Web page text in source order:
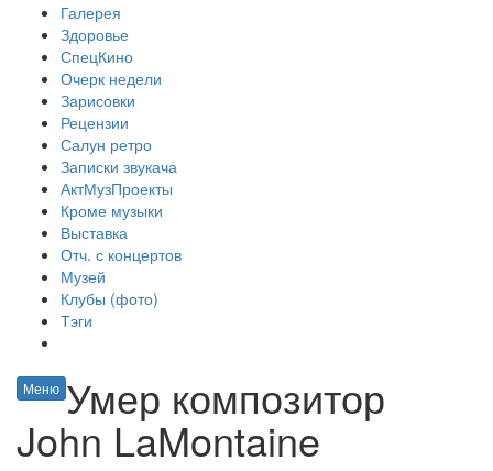
Галерея
Здоровье
СпецКино
Очерк недели
Зарисовки
Рецензии
Салун ретро
Записки звукача
АктМузПроекты
Кроме музыки
Выставка
Отч. с концертов
Музей
Клубы (фото)
Тэги
Меню Умер композитор
John LaMontaine